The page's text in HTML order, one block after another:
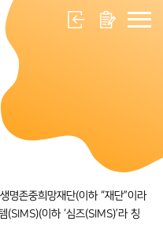
명존중희망재단(이하 “재단”이라
(SIMS)(이하 ‘심즈(SIMS)’라 칭